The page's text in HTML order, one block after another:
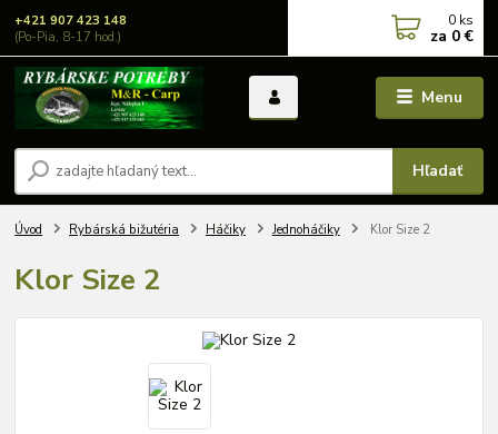
Menu
Hľadať
+421 907 423 148
(Po-Pia, 8-17 hod.)
0 ks
za 0 €
Úvod Rybárská bižutéria Háčiky Jednoháčiky Klor Size 2
Klor Size 2